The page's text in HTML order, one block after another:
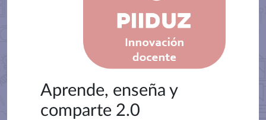
Aprende, enseña y
comparte 2.0